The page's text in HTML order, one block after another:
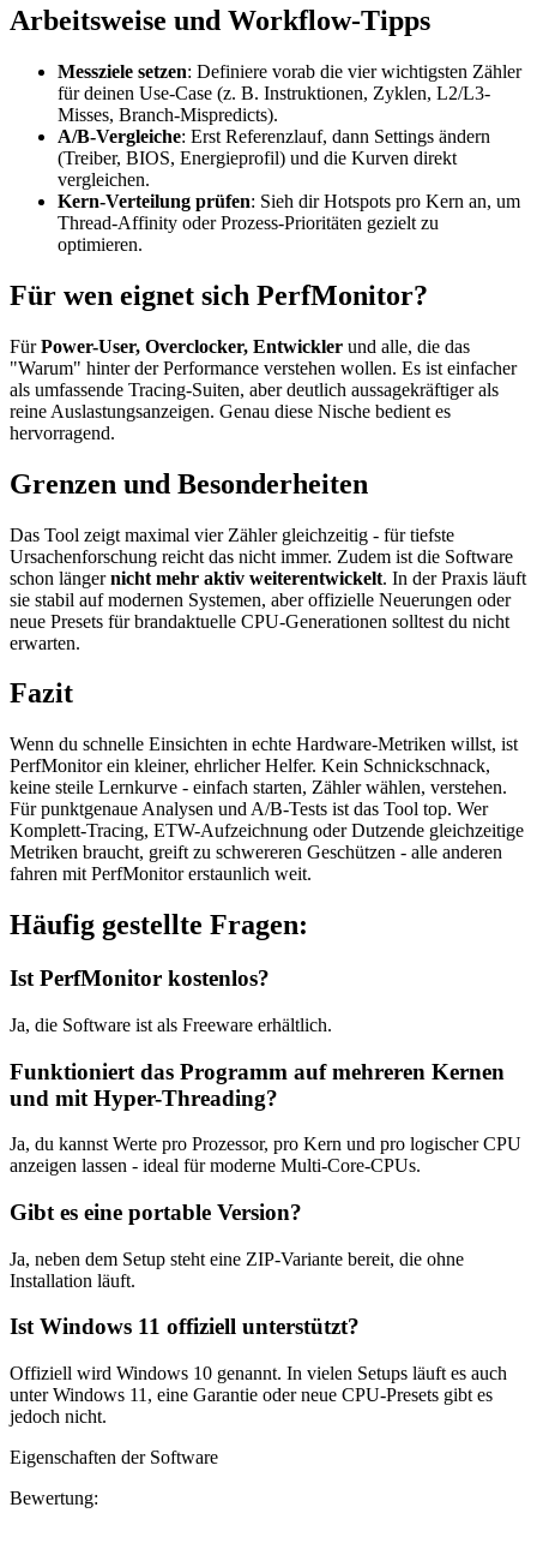
Arbeitsweise und Workflow-Tipps
Messziele setzen: Definiere vorab die vier wichtigsten Zähler
für deinen Use-Case (z. B. Instruktionen, Zyklen, L2/L3-
Misses, Branch-Mispredicts).
A/B-Vergleiche: Erst Referenzlauf, dann Settings ändern
(Treiber, BIOS, Energieprofil) und die Kurven direkt
vergleichen.
Kern-Verteilung prüfen: Sieh dir Hotspots pro Kern an, um
Thread-Affinity oder Prozess-Prioritäten gezielt zu
optimieren.
Für wen eignet sich PerfMonitor?
FürPower-User, Overclocker, Entwickler und alle, die das
"Warum" hinter der Performance verstehen wollen. Es ist einfacher
als umfassende Tracing-Suiten, aber deutlich aussagekräftiger als
reine Auslastungsanzeigen. Genau diese Nische bedient es
hervorragend.
Grenzen und Besonderheiten
Das Tool zeigt maximal vier Zähler gleichzeitig - für tiefste
Ursachenforschung reicht das nicht immer. Zudem ist die Software
schon längernicht mehr aktiv weiterentwickelt. In der Praxis läuft
sie stabil auf modernen Systemen, aber offizielle Neuerungen oder
neue Presets für brandaktuelle CPU-Generationen solltest du nicht
erwarten.
Fazit
Wenn du schnelle Einsichten in echte Hardware-Metriken willst, ist
PerfMonitor ein kleiner, ehrlicher Helfer. Kein Schnickschnack,
keine steile Lernkurve - einfach starten, Zähler wählen, verstehen.
Für punktgenaue Analysen und A/B-Tests ist das Tool top. Wer
Komplett-Tracing, ETW-Aufzeichnung oder Dutzende gleichzeitige
Metriken braucht, greift zu schwereren Geschützen - alle anderen
fahren mit PerfMonitor erstaunlich weit.
Häufig gestellte Fragen:
Ist PerfMonitor kostenlos?
Ja, die Software ist als Freeware erhältlich.
Funktioniert das Programm auf mehreren Kernen
und mit Hyper-Threading?
Ja, du kannst Werte pro Prozessor, pro Kern und pro logischer CPU
anzeigen lassen - ideal für moderne Multi-Core-CPUs.
Gibt es eine portable Version?
Ja, neben dem Setup steht eine ZIP-Variante bereit, die ohne
Installation läuft.
Ist Windows 11 offiziell unterstützt?
Offiziell wird Windows 10 genannt. In vielen Setups läuft es auch
unter Windows 11, eine Garantie oder neue CPU-Presets gibt es
jedoch nicht.
Eigenschaften der Software
Bewertung: